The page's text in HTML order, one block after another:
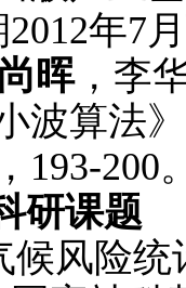
2012年7
晖，李
波算法
193-200。
研课题
候风险